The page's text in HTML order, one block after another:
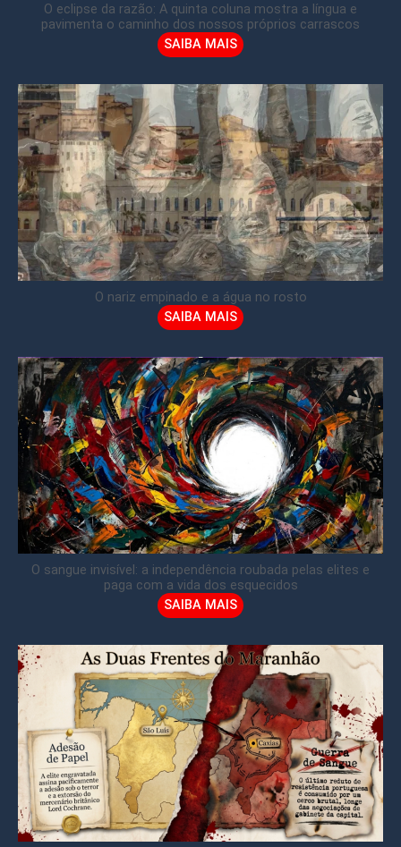
O eclipse da razão: A quinta coluna mostra a língua e
pavimenta o caminho dos nossos próprios carrascos
SAIBA MAIS
O nariz empinado e a água no rosto
SAIBA MAIS
O sangue invisível: a independência roubada pelas elites e
paga com a vida dos esquecidos
SAIBA MAIS